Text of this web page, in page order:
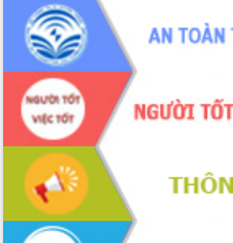
Đắk Lắk đẩy mạnh nuôi biển công
nghệ, hướng tới phát triển thủy sản
bền vững
Tập huấn nâng cao năng lực triển khai
chuyển đổi số cho cán bộ, công chức
cấp xã
Đắk Lắk phát động hưởng ứng Ngày
Quyền của người tiêu dùng Việt Nam
2026
Đẩy mạnh cải cách hành chính, quyết
tâm đạt được mục tiêu tăng trưởng
hai con số trong năm 2026
Tổ chức trang trọng Lễ hội Đền thờ
Lương Văn Chánh năm 2026